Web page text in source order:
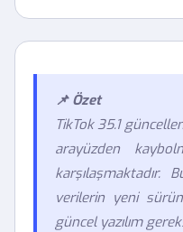
📌 Özet
TikTok 35.1
arayüzden
verilerin yeni
güncel yazılım